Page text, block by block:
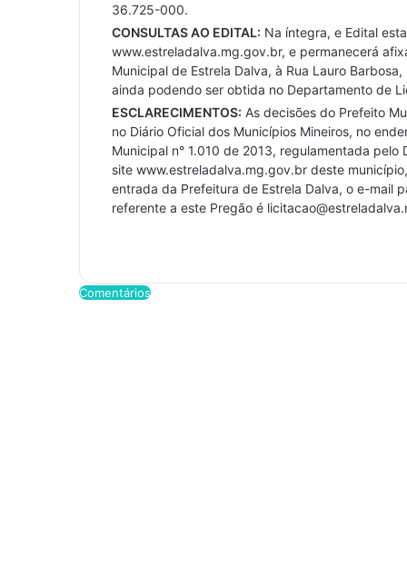
36.725-000.
CONSULTAS AO EDITAL: Na íntegra, e Edital
www.estreladalva.mg.gov.br, e permanecerá
Municipal de Estrela Dalva, à Rua Lauro
ainda podendo ser obtida no Departamento de
ESCLARECIMENTOS: As decisões do Prefeito
no Diário Oficial dos Municípios Mineiros, no
Municipal n° 1.010 de 2013, regulamentada
site www.estreladalva.mg.gov.br deste
entrada da Prefeitura de Estrela Dalva, o e-mail
referente a este Pregão é
Comentários